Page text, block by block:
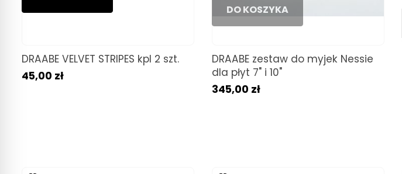
DRAABE VELVET STRIPES kpl 2 szt.
45,00 zł
DO KOSZYKA
DRAABE zestaw do myjek Nessie
dla płyt 7" i 10"
345,00 zł